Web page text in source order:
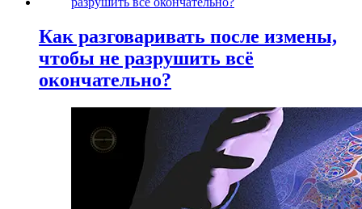
Как разговаривать после измены,
чтобы не разрушить всё
окончательно?